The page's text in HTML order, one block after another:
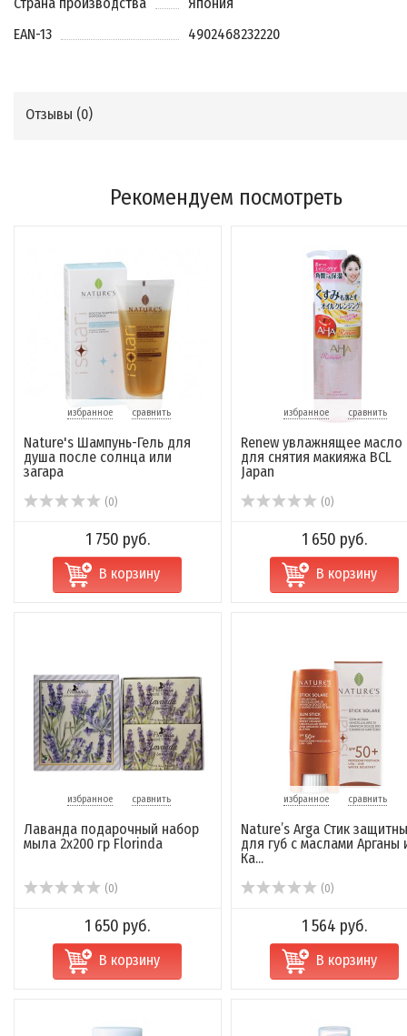
EAN-13
4902468232220
Отзывы (0)
Рекомендуем посмотреть
избранное сравнить
Nature's Шампунь-Гель для
душа после солнца или
загара
(0)
1 750 руб.
В корзину
избранное сравнить
Renew увлажнящее масло
для снятия макияжа BCL
Japan
(0)
1 650 руб.
В корзину
избранное сравнить
Лаванда подарочный набор
мыла 2х200 гр Florinda
(0)
1 650 руб.
В корзину
избранное сравнить
Nature’s Arga Стик
для губ с маслами Арганы
Ка...
(0)
1 564 руб.
В корзину